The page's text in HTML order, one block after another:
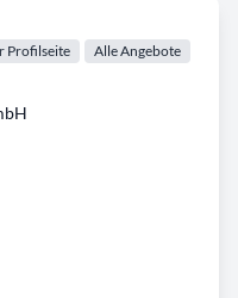
Profilseite Alle Angebote